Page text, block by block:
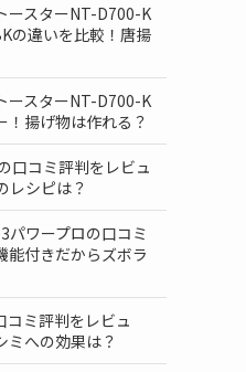
ースターNT-D700-K
の違いを比較！唐揚
ースターNT-D700-K
！揚げ物は作れる？
口コミ評判をレビュ
レシピは？
パワープロの口コミ
能付きだからズボラ
コミ評判をレビュ
ミへの効果は？